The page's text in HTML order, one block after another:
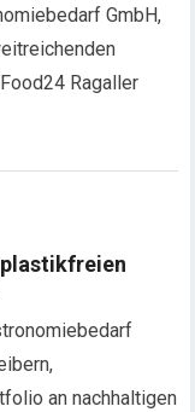
GmbH,
Ragaller
an nachhaltigen